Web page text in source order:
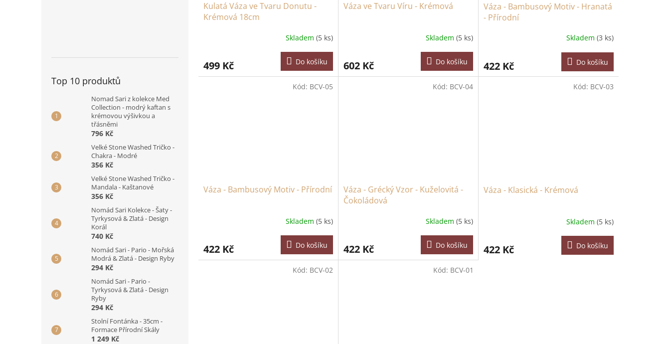
Top 10 produktů
Nomad Sari z kolekce Med
Collection - modrý kaftan s
krémovou výšivkou a
třásněmi
796 Kč
Velké Stone Washed Tričko -
Chakra - Modré
356 Kč
Velké Stone Washed Tričko -
Mandala - Kaštanové
356 Kč
Nomád Sari Kolekce - Šaty -
Tyrkysová & Zlatá - Design
Korál
740 Kč
Nomád Sari - Pario - Mořská
Modrá & Zlatá - Design Ryby
294 Kč
Nomád Sari - Pario -
Tyrkysová & Zlatá - Design
Ryby
294 Kč
Stolní Fontánka - 35cm -
Formace Přírodní Skály
1 249 Kč
Kulatá Váza ve Tvaru Donutu -
Krémová 18cm
Skladem (5 ks)
499 Kč Do košíku
Váza ve Tvaru Víru - Krémová
Skladem (5 ks)
602 Kč Do košíku
Váza - Bambusový Motiv - Hranatá
- Přírodní
Skladem (3 ks)
422 Kč Do košíku
Váza - Bambusový Motiv - Přírodní
Skladem (5 ks)
422 Kč Do košíku
Kód: BCV-05
Váza - Grécký Vzor - Kuželovitá -
Čokoládová
Skladem (5 ks)
422 Kč Do košíku
Kód: BCV-04
Váza - Klasická - Krémová
Skladem (5 ks)
422 Kč Do košíku
Kód: BCV-03
Kód: BCV-02 Kód: BCV-01